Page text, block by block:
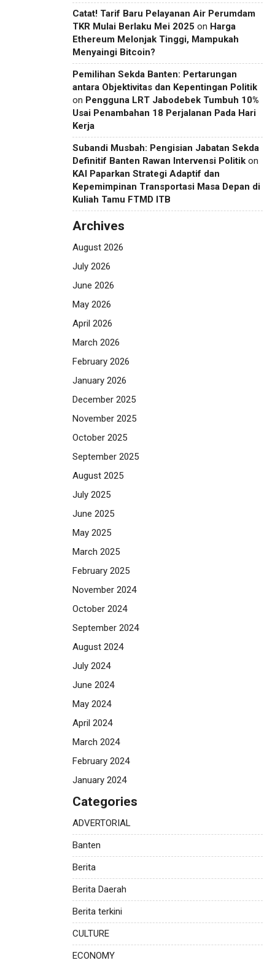
Catat! Tarif Baru Pelayanan Air Perumdam
TKR Mulai Berlaku Mei 2025 on Harga
Ethereum Melonjak Tinggi, Mampukah
Menyaingi Bitcoin?
Pemilihan Sekda Banten: Pertarungan
antara Objektivitas dan Kepentingan Politik
on Pengguna LRT Jabodebek Tumbuh 10%
Usai Penambahan 18 Perjalanan Pada Hari
Kerja
Subandi Musbah: Pengisian Jabatan Sekda
Definitif Banten Rawan Intervensi Politik on
KAI Paparkan Strategi Adaptif dan
Kepemimpinan Transportasi Masa Depan di
Kuliah Tamu FTMD ITB
Archives
August 2026
July 2026
June 2026
May 2026
April 2026
March 2026
February 2026
January 2026
December 2025
November 2025
October 2025
September 2025
August 2025
July 2025
June 2025
May 2025
March 2025
February 2025
November 2024
October 2024
September 2024
August 2024
July 2024
June 2024
May 2024
April 2024
March 2024
February 2024
January 2024
Categories
ADVERTORIAL
Banten
Berita
Berita Daerah
Berita terkini
CULTURE
ECONOMY